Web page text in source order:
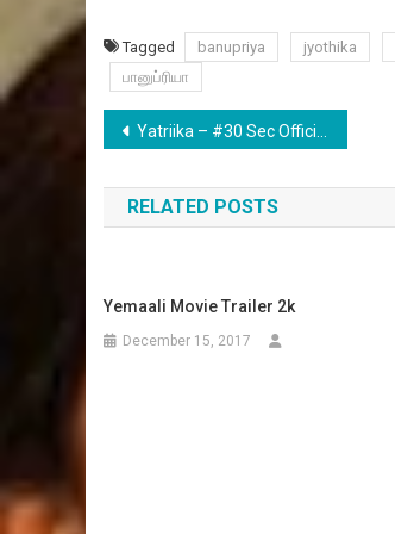
Tagged banupriya jyothika
பானுப்ரியா
Post
navigation
Yatriika – #30 Sec Official Promo
RELATED POSTS
Yemaali Movie Trailer 2k
December 15, 2017